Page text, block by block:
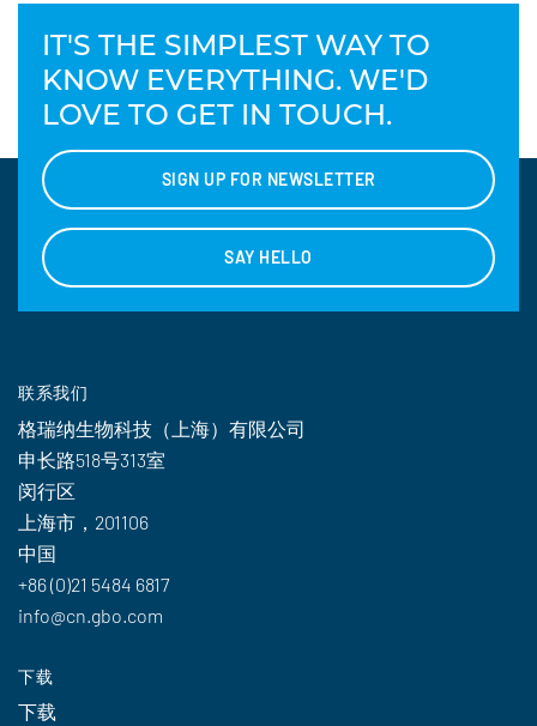
IT'S THE SIMPLEST WAY TO
KNOW EVERYTHING. WE'D
LOVE TO GET IN TOUCH.
SIGN UP FOR NEWSLETTER
SAY HELLO
联系我们
格瑞纳生物科技（上海）有限公司
申长路518号313室
闵行区
上海市，201106
中国
+86 (0)21 5484 6817
info@cn.gbo.com
下载
下载